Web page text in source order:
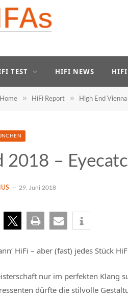
TEST HIFI NEWS HIFI
Home » HiFi Report » High End
2018 –
29. Juni 2018
HiFi – aber (fast) jedes Stück
nur im perfekten Klang
dürfte die stilvolle